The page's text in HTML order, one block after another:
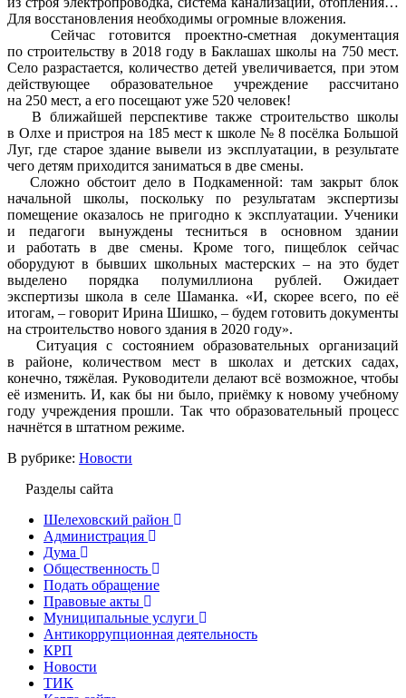
Для восстановления необходимы огромные вложения.
Сейчас готовится проектно-сметная документация
по строительству в 2018 году в Баклашах школы на 750 мест.
Село разрастается, количество детей увеличивается, при этом
действующее образовательное учреждение рассчитано
на 250 мест, а его посещают уже 520 человек!
В ближайшей перспективе также строительство школы
в Олхе и пристроя на 185 мест к школе № 8 посёлка Большой
Луг, где старое здание вывели из эксплуатации, в результате
чего детям приходится заниматься в две смены.
Сложно обстоит дело в Подкаменной: там закрыт блок
начальной школы, поскольку по результатам экспертизы
помещение оказалось не пригодно к эксплуатации. Ученики
и педагоги вынуждены тесниться в основном здании
и работать в две смены. Кроме того, пищеблок сейчас
оборудуют в бывших школьных мастерских – на это будет
выделено порядка полумиллиона рублей. Ожидает
экспертизы школа в селе Шаманка. «И, скорее всего, по её
итогам, – говорит Ирина Шишко, – будем готовить документы
на строительство нового здания в 2020 году».
Ситуация с состоянием образовательных организаций
в районе, количеством мест в школах и детских садах,
конечно, тяжёлая. Руководители делают всё возможное, чтобы
её изменить. И, как бы ни было, приёмку к новому учебному
году учреждения прошли. Так что образовательный процесс
начнётся в штатном режиме.
В рубрике: Новости
Разделы сайта
Шелеховский район
Администрация
Дума
Общественность
Подать обращение
Правовые акты
Муниципальные услуги
Антикоррупционная деятельность
КРП
Новости
ТИК